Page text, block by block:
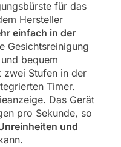
für das
Hersteller
einfach in der
Gesichtsreinigung
bequem
zwei Stufen in der
Timer.
Das Gerät
pro Sekunde, so
und